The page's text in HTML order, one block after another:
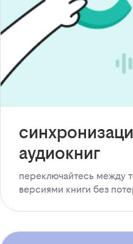
аудиокниг
переключайтесь между
версиями книги без